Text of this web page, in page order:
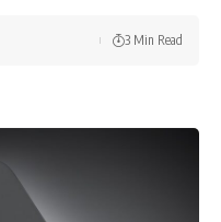
3 Min Read